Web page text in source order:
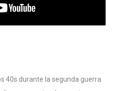
40s durante la segunda guerra